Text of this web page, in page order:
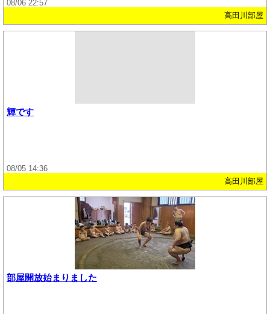
08/06 22:57
高田川部屋
輝です
08/05 14:36
高田川部屋
部屋開放始まりました